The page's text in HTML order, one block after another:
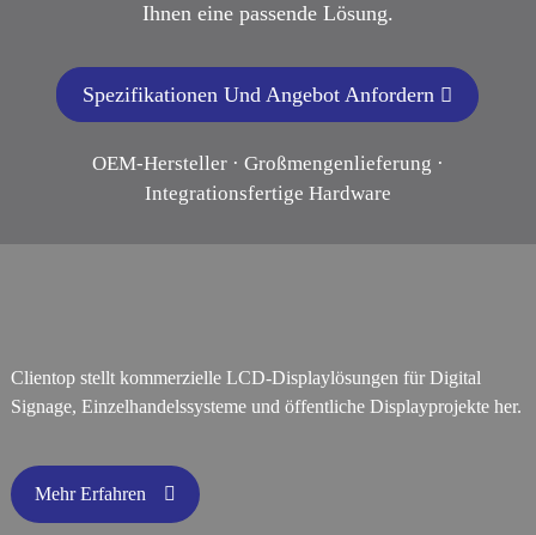
Ihnen eine passende Lösung.
Spezifikationen Und Angebot Anfordern
OEM-Hersteller · Großmengenlieferung ·
Integrationsfertige Hardware
Clientop stellt kommerzielle LCD-Displaylösungen für Digital
Signage, Einzelhandelssysteme und öffentliche Displayprojekte her.
Mehr Erfahren